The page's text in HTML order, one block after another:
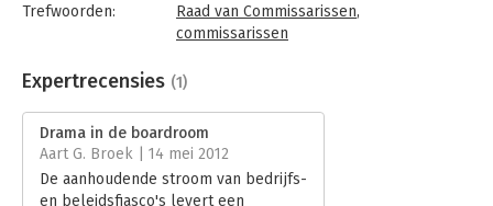
regelgeving uiteindelijk zinloos is als er geen rekening wordt
gehouden met de menselijke emotie. Dit boek beschrijft hoe
als op het toneel.
Trefwoorden:
Raad van Commissarissen,
commissarissen
Bindwijze:
e-book
Bestandsformaat:
Aantal pagina's:
135
Uitgever:
Schuyt & Co / Fontaine Uitgevers
Druk:
1
Expertrecensies (1)
Drama in de boardroom
Aart G. Broek | 14 mei 2012
De aanhoudende stroom van bedrijfs-
en beleidsfiasco's levert een